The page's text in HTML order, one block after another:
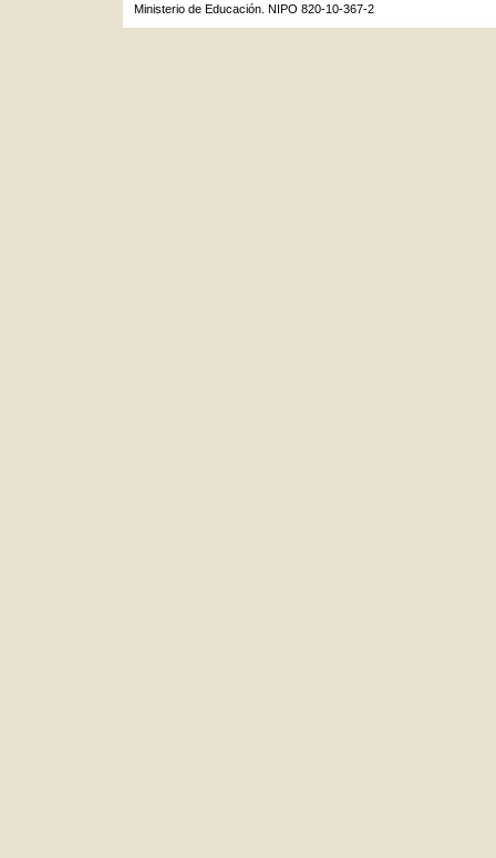
Ministerio de Educación. NIPO 820-10-367-2